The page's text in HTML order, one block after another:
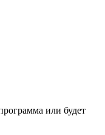
или будет